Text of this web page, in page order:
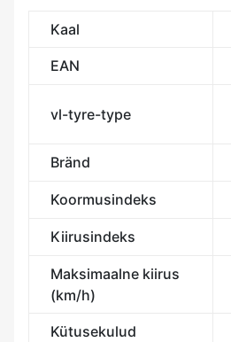
Kaal
EAN
vl-tyre-type
Bränd
Koormusindeks
Kiirusindeks
Maksimaalne kiirus
(km/h)
Kütusekulud